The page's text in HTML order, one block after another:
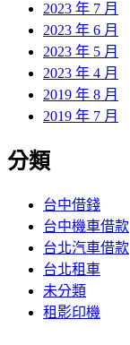
2023 年 7 月
2023 年 6 月
2023 年 5 月
2023 年 4 月
2019 年 8 月
2019 年 7 月
分類
台中借錢
台中機車借款
台北汽車借款
台北租車
未分類
租影印機